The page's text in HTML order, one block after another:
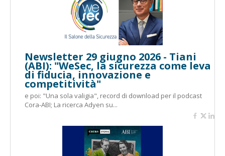
Newsletter 29 giugno 2026 - Tiani
(ABI): "WeSec, la sicurezza come leva
di fiducia, innovazione e
competitività"
e poi: "Una sola valigia", record di download per il podcast
Cora-ABI; La ricerca Adyen su...